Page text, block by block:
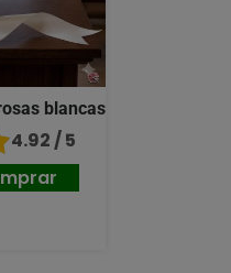
blancas
4.92 / 5